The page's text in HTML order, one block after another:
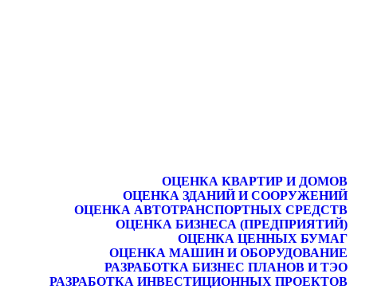
ОЦЕНКА КВАРТИР И ДОМОВ
ОЦЕНКА ЗДАНИЙ И СООРУЖЕНИЙ
ОЦЕНКА АВТОТРАНСПОРТНЫХ СРЕДСТВ
ОЦЕНКА БИЗНЕСА (ПРЕДПРИЯТИЙ)
ОЦЕНКА ЦЕННЫХ БУМАГ
ОЦЕНКА МАШИН И ОБОРУДОВАНИЕ
РАЗРАБОТКА БИЗНЕС ПЛАНОВ И ТЭО
РАЗРАБОТКА ИНВЕСТИЦИОННЫХ ПРОЕКТОВ